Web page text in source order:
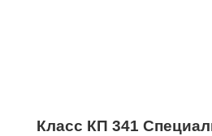
Класс КП 341